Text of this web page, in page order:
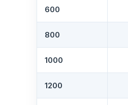
600
800
1000
1200